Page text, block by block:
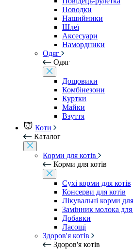
Поводки
Нашийники
Шлеї
Аксесуари
Намордники
Одяг
Одяг
Дощовики
Комбінезони
Куртки
Майки
Взуття
Коти
Каталог
Корми для котів
Корми для котів
Сухі корми для котів
Консерви для котів
Лікувальні корми
Замінник молока для
Добавки
Ласощі
Здоров'я котів
Здоров'я котів